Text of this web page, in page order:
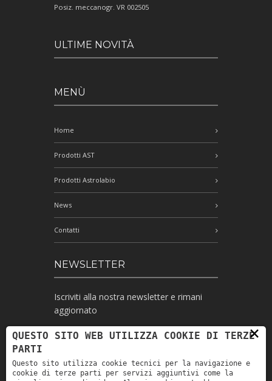
Posiz. meccanogr. VR 002505
ULTIME NOVITÀ
MENÙ
Home
Prodotti AST
Prodotti Astrolabio
News
Contatti
NEWSLETTER
Iscriviti alla nostra newsletter e rimani
aggiornato
Ho letto l'informativa e autorizzo il
trattamento dei miei dati personali per le
×
QUESTO SITO WEB UTILIZZA COOKIE DI TERZE
PARTI
Questo sito utilizza cookie tecnici per la navigazione e
cookie di terze parti per servizi aggiuntivi come la